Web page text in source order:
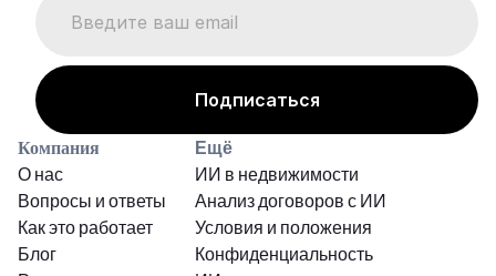
Компания
О нас
Вопросы и ответы
Как это работает
Блог
Ещё
Условия и положения
Анализ договоров с ИИ
Конфиденциальность
ИИ в недвижимости